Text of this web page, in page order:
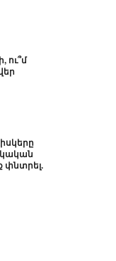
ու՞մ
փնտրել.